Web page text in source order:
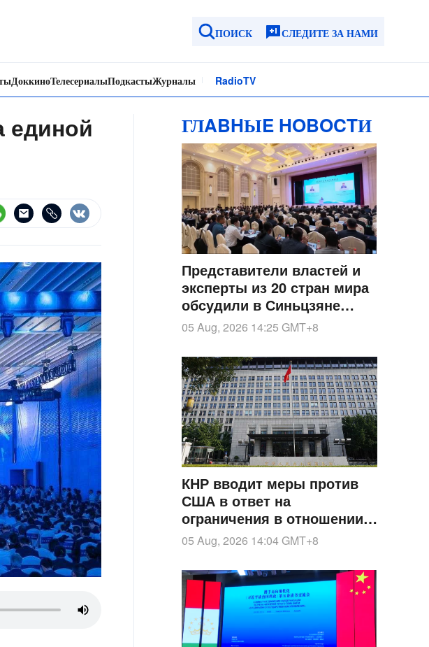
ПОИСК СЛЕДИТЕ ЗА НАМИ
ДоккиноТелесериалыПодкастыЖурналы RadioTV
единой
ГЛABHЫE HOBOCTИ
Представители властей и
эксперты из 20 стран мира
обсудили в Синьцзяне
новые террористические
угрозы
05 Aug, 2026 14:25 GMT+8
КНР вводит меры против
США в ответ на
ограничения в отношении
китайских организаций
05 Aug, 2026 14:04GMT+8